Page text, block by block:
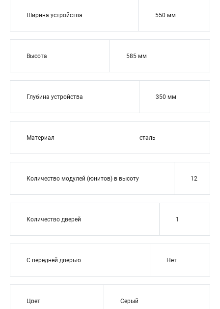
Ширина устройства 550 мм
Высота 585 мм
Глубина устройства 350 мм
Материал сталь
Количество модулей (юнитов) в высоту 12
Количество дверей 1
С передней дверью Нет
Цвет Серый